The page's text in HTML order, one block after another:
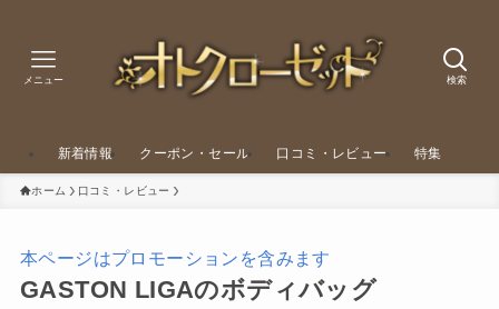
検索
メニュー
新着情報 クーポン・セール 口コミ・レビュー 特集
ホーム 口コミ・レビュー
本ページはプロモーションを含みます
GASTON LIGAのボディバッグ